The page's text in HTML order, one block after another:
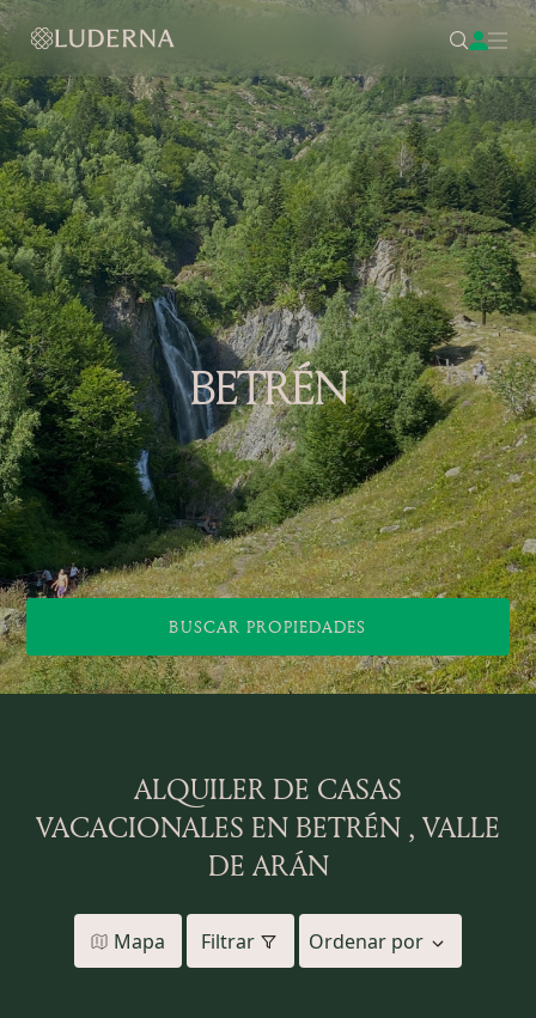
BETRÉN
BUSCAR PROPIEDADES
ALQUILER DE CASAS
VACACIONALES EN BETRÉN , VALLE
DE ARÁN
Mapa Filtrar Ordenar por